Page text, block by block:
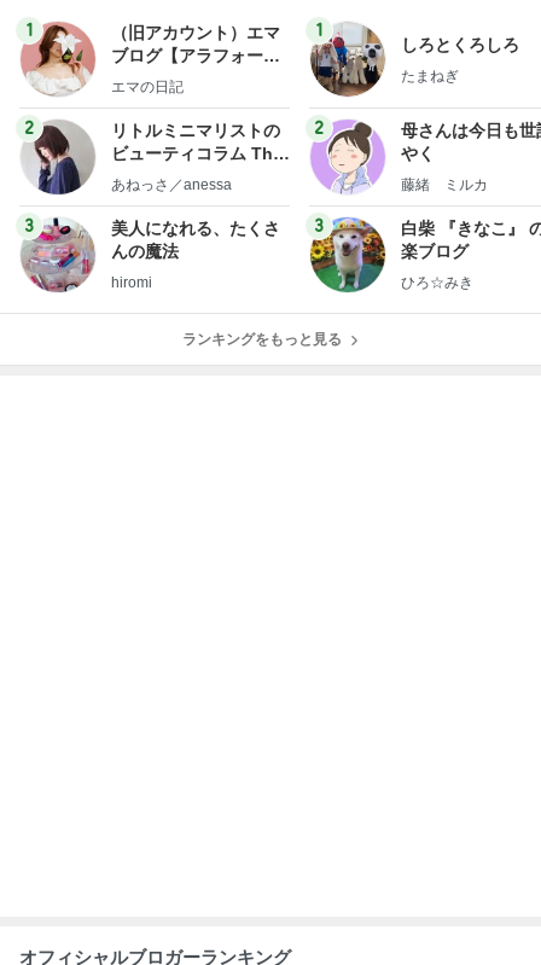
1
（旧アカウント）エマ
ブログ【アラフォー会
社売却セカンドライ
エマの日記
2
リトルミニマリストの
ビューティコラム The
little minimalist's bea
あねっさ／anessa
3
美人になれる、たくさ
んの魔法
hiromi
1
しろとくろしろ
たまねぎ
2
母さんは今日も世
やく
藤緒 ミルカ
3
白柴 『きなこ』
楽ブログ
ひろ☆みき
ランキングをもっと見る
オフィシャルブロガーランキング